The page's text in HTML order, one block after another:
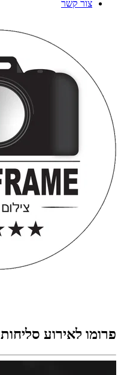
צור קשר
פרומו לאירוע סליחות 2025 אנרבוקס חדרה